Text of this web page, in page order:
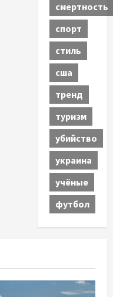
смертность
спорт
стиль
сша
тренд
туризм
убийство
украина
учёные
футбол